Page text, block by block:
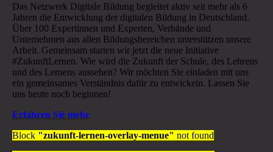
Das Netzwerk Digitale Bildung begleitet aktiv seit mehr als 6
Jahren die Entwicklung der digitalen Bildung in Deutschland.
Über 100 Expertinnen und Experten, Verbände und
Unternehmen aus allen Bildungsbereichen unterstützen unsere
Arbeit. Gemeinsam starten wir jetzt die neue Initiative
#ZukunftLernen. Wie wird die Zukunft der Schule, des Lehrens
und des Lernens aussehen? Wir möchten Sie einladen mit uns
ein gemeinsames Verständnis dafür zu entwickeln. Lassen Sie
uns heute noch beginnen!
Erfahren Sie mehr
Block "zukunft-lernen-overlay-menue" not found